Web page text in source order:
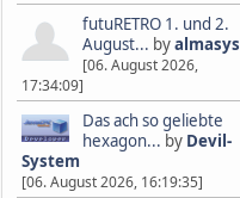
futuRETRO 1. und 2.
August... byalmasys
[06. August 2026,
17:34:09]
Das ach so geliebte
hexagon... by Devil-
System
[06. August 2026, 16:19:35]